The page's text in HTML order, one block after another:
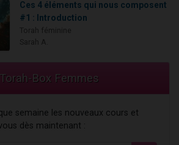
Ces 4 éléments qui nous composent
#1 : Introduction
Box Femmes
semaine les nouveaux cours et
dès maintenant :